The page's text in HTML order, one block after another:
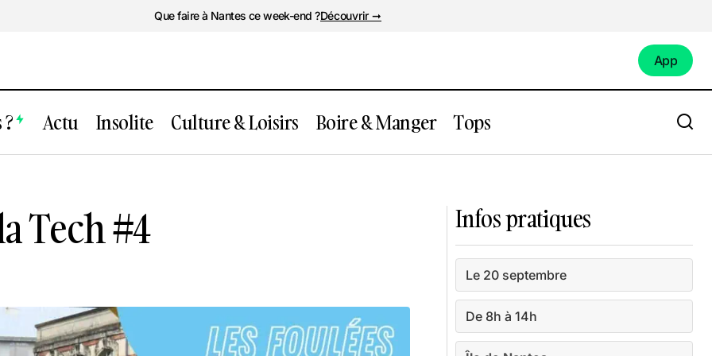
Que faire à Nantes ce week-end ?Découvrir ➞
App
Actu Insolite Culture & Loisirs Boire & Manger Tops
Tech #4 Infos pratiques
Le 20 septembre
De 8h à 14h